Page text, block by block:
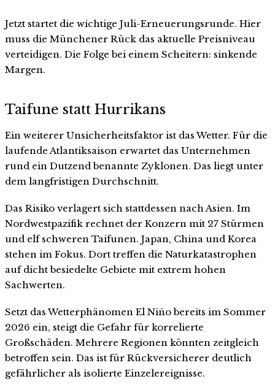
Jetzt startet die wichtige Juli-Erneuerungsrunde. Hier
muss die Münchener Rück das aktuelle Preisniveau
verteidigen. Die Folge bei einem Scheitern: sinkende
Margen.
Taifune statt Hurrikans
Ein weiterer Unsicherheitsfaktor ist das Wetter. Für die
laufende Atlantiksaison erwartet das Unternehmen
rund ein Dutzend benannte Zyklonen. Das liegt unter
dem langfristigen Durchschnitt.
Das Risiko verlagert sich stattdessen nach Asien. Im
Nordwestpazifik rechnet der Konzern mit 27 Stürmen
und elf schweren Taifunen. Japan, China und Korea
stehen im Fokus. Dort treffen die Naturkatastrophen
auf dicht besiedelte Gebiete mit extrem hohen
Sachwerten.
Setzt das Wetterphänomen El Niño bereits im Sommer
2026 ein, steigt die Gefahr für korrelierte
Großschäden. Mehrere Regionen könnten zeitgleich
betroffen sein. Das ist für Rückversicherer deutlich
gefährlicher als isolierte Einzelereignisse.